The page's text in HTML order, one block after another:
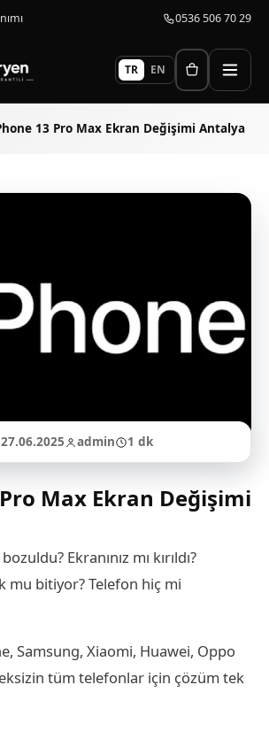
0536 506 70 29
TR EN
13 Pro Max Ekran Değişimi Antalya
27.06.2025 admin 1 dk
Max Ekran Değişimi
Ekranınız mı kırıldı?
mu bitiyor? Telefon hiç mi
Samsung, Xiaomi, Huawei, Oppo
tüm telefonlar için çözüm tek